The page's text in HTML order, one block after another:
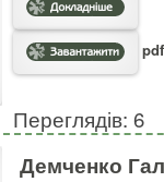
Переглядів: 6
Демченко